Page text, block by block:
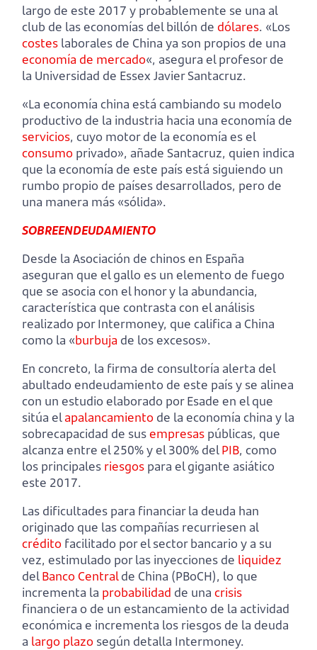
largo de este 2017 y probablemente se una al
club de las economías del billón de dólares. «Los
costes laborales de China ya son propios de una
economía de mercado«, asegura el profesor de
la Universidad de Essex Javier Santacruz.
«La economía china está cambiando su modelo
productivo de la industria hacia una economía de
servicios, cuyo motor de la economía es el
consumo privado», añade Santacruz, quien indica
que la economía de este país está siguiendo un
rumbo propio de países desarrollados, pero de
una manera más «sólida».
SOBREENDEUDAMIENTO
Desde la Asociación de chinos en España
aseguran que el gallo es un elemento de fuego
que se asocia con el honor y la abundancia,
característica que contrasta con el análisis
realizado por Intermoney, que califica a China
como la «burbuja de los excesos».
En concreto, la firma de consultoría alerta del
abultado endeudamiento de este país y se alinea
con un estudio elaborado por Esade en el que
sitúa elapalancamiento de la economía china y la
sobrecapacidad de susempresas públicas, que
alcanza entre el 250% y el 300% delPIB, como
los principales riesgos para el gigante asiático
este 2017.
Las dificultades para financiar la deuda han
originado que las compañías recurriesen al
crédito facilitado por el sector bancario y a su
vez, estimulado por las inyecciones de liquidez
delBanco Centralde China (PBoCH), lo que
incrementa la probabilidad de una crisis
financiera o de un estancamiento de la actividad
económica e incrementa los riesgos de la deuda
a largo plazo según detalla Intermoney.